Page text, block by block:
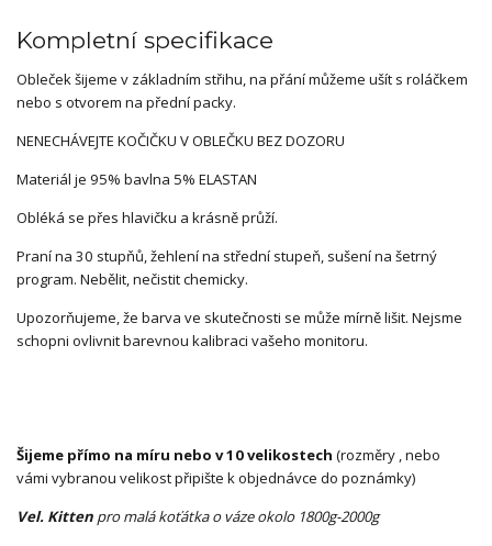
Kompletní specifikace
Obleček šijeme v základním střihu, na přání můžeme ušít s roláčkem
nebo s otvorem na přední packy.
NENECHÁVEJTE KOČIČKU V OBLEČKU BEZ DOZORU
Materiál je 95% bavlna 5% ELASTAN
Obléká se přes hlavičku a krásně průží.
Praní na 30 stupňů, žehlení na střední stupeň, sušení na šetrný
program. Nebělit, nečistit chemicky.
Upozorňujeme, že barva ve skutečnosti se může mírně lišit. Nejsme
schopni ovlivnit barevnou kalibraci vašeho monitoru.
Šijeme přímo na míru nebo v 10 velikostech (rozměry , nebo
vámi vybranou velikost připište k objednávce do poznámky)
Vel. Kitten pro malá koťátka o váze okolo 1800g-2000g